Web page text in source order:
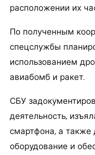
расположении их
По полученным
спецслужбы
использованием
авиабомб и ракет.
СБУ
деятельность,
смартфона, а также
оборудование и